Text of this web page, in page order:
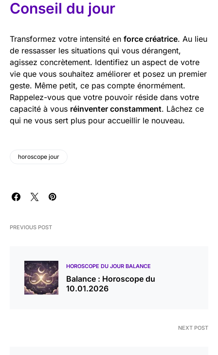
Conseil du jour
Transformez votre intensité en force créatrice. Au lieu
de ressasser les situations qui vous dérangent,
agissez concrètement. Identifiez un aspect de votre
vie que vous souhaitez améliorer et posez un premier
geste. Même petit, ce pas compte énormément.
Rappelez-vous que votre pouvoir réside dans votre
capacité à vous réinventer constamment. Lâchez ce
qui ne vous sert plus pour accueillir le nouveau.
horoscope jour
PREVIOUS POST
HOROSCOPE DU JOUR BALANCE
Balance : Horoscope du
10.01.2026
NEXT POST